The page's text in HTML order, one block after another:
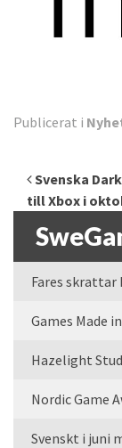
Publicerat i
Svenska
till Xbox i
Fares skrattar
Hazelight
Nordic Game
Svenskt i juni